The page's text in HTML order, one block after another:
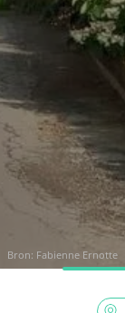
Bron: Fabienne Ernotte